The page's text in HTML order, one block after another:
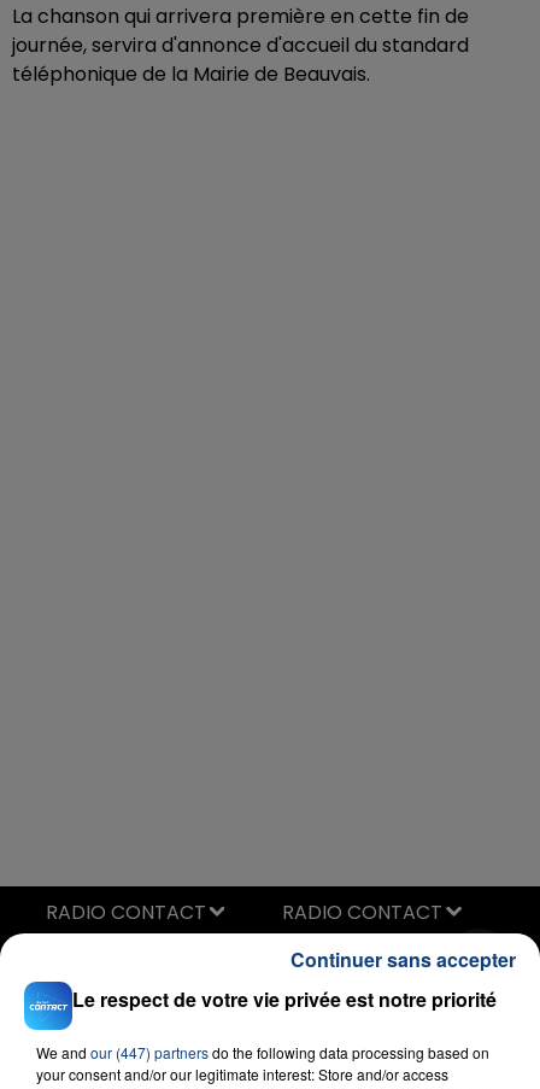
La chanson qui arrivera première en cette fin de
journée, servira d'annonce d'accueil du standard
téléphonique de la Mairie de Beauvais.
Espresso
SABRINA CARPENTER
RADIO CONTACT
Le respect de votre vie privée est notre priorité
We and our (447) partnersdo the following data processing based on
your consent and/or our legitimate interest: Store and/or access
Continuer sans accepter